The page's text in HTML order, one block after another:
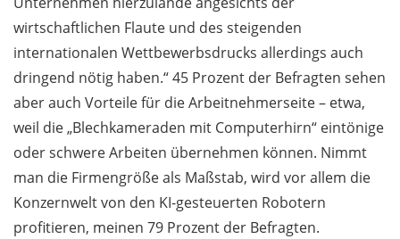
wirtschaftlichen Flaute und des steigenden
internationalen Wettbewerbsdrucks allerdings auch
dringend nötig haben.“ 45 Prozent der Befragten sehen
aber auch Vorteile für die Arbeitnehmerseite – etwa,
weil die „Blechkameraden mit Computerhirn“ eintönige
oder schwere Arbeiten übernehmen können. Nimmt
man die Firmengröße als Maßstab, wird vor allem die
Konzernwelt von den KI-gesteuerten Robotern
profitieren, meinen 79 Prozent der Befragten.